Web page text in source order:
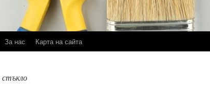
За нас Карта на сайта
стъкло